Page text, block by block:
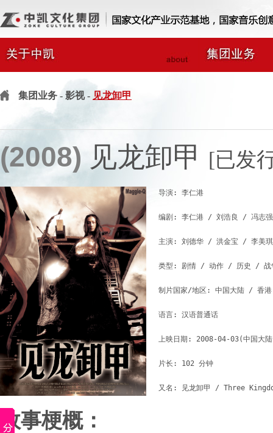
集团业务 - 影视 - 见龙卸甲
(2008) 见龙卸甲 [已发
导演: 李仁港
编剧: 李仁港 / 刘浩良 / 冯志强
主演: 刘德华 / 洪金宝 / 李
类型: 剧情 / 动作 / 历史 / 战
制片国家/地区: 中国大陆 / 香港
语言: 汉语普通话
上映日期: 2008-04-03(中国大
片长: 102 分钟
又名: 见龙卸甲 / Three
故事梗概：